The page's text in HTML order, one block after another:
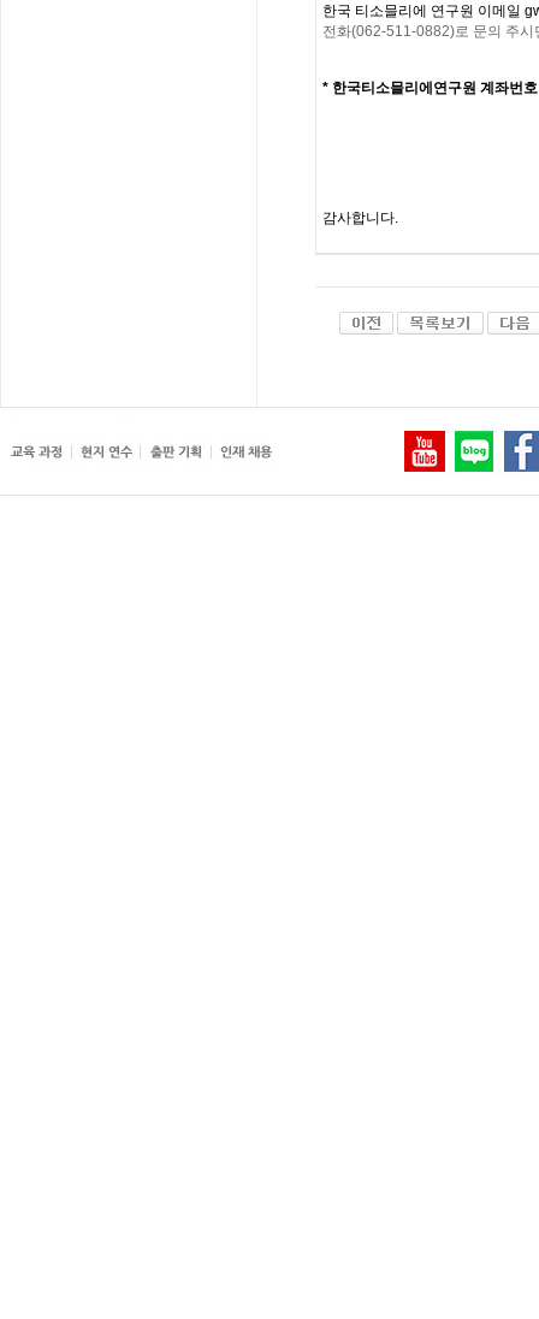
한국 티소믈리에 연구원 이메일
전화(062-511-0882)로 문의 주시
* 한국티소믈리에연구원 계좌번호
감사합니다.